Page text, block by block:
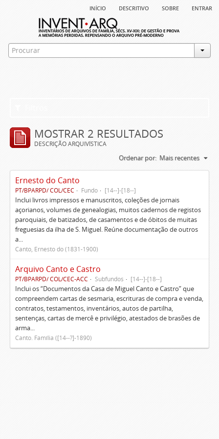
início descritivo sobre entrar
MOSTRAR 2 RESULTADOS
DESCRIÇÃO ARQUIVÍSTICA
Ordenar por: Mais recentes
Ernesto do Canto
PT/BPARPD/ COL/CEC Fundo [14--]-[18--]
Inclui livros impressos e manuscritos, coleções de jornais
açorianos, volumes de genealogias, muitos cadernos de registos
paroquiais, de batizados, de casamentos e de óbitos de muitas
freguesias da ilha de S. Miguel. Reúne documentação de outros
a...
Canto, Ernesto do (1831-1900)
Arquivo Canto e Castro
PT/BPARPD/ COL/CEC-ACC Subfundos [14--]-[18--]
Inclui os “Documentos da Casa de Miguel Canto e Castro” que
compreendem cartas de sesmaria, escrituras de compra e venda,
contratos, testamentos, inventários, autos de partilha,
sentenças, cartas de mercê e privilégio, atestados de brasões de
arma...
Canto. Família ([14--?]-1890)